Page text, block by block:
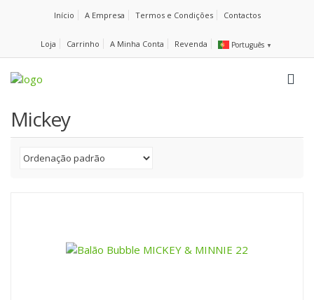
Início A Empresa Termos e Condições Contactos
Loja Carrinho A Minha Conta Revenda Português ▼
Mickey